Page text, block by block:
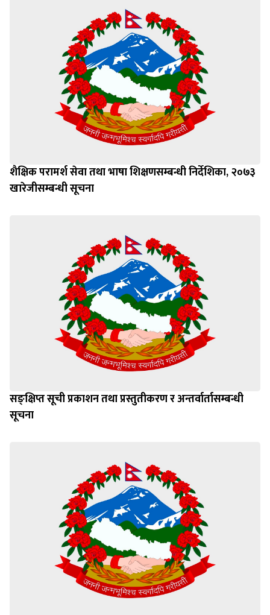
शैक्षिक परामर्श सेवा तथा भाषा शिक्षणसम्बन्धी निर्देशिका, २०७३
खारेजीसम्बन्धी सूचना
सङ्क्षिप्त सूची प्रकाशन तथा प्रस्तुतीकरण र अन्तर्वार्तासम्बन्धी
सूचना